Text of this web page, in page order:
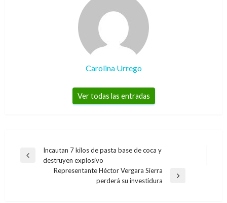
Carolina Urrego
Ver todas las entradas
Navegación
Entrada
Incautan 7 kilos de pasta base de coca y
destruyen explosivo
Representante Héctor Vergara Sierra
perderá su investidura